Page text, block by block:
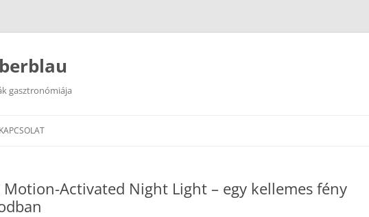
gasztronómiája
KAPCSOLAT
Activated Night Light – egy kellemes fény